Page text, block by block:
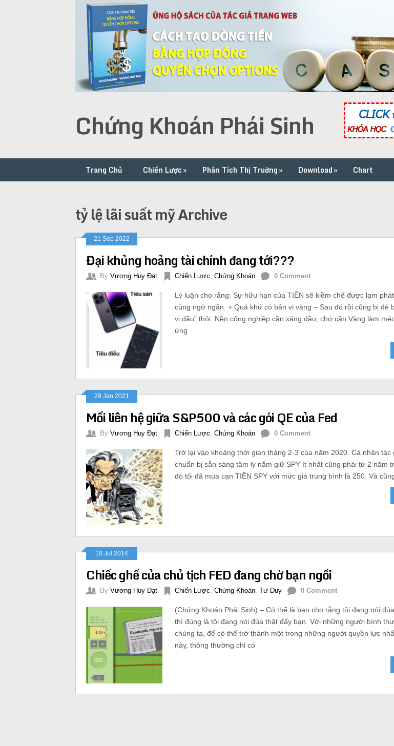
Chứng Khoán Phái Sinh
Trang Chủ Chiến Lược» Phân Tích Thị Truờng» Download» Chart
tỷ lệ lãi suất mỹ Archive
21 Sep 2022
Đại khủng hoảng tài chính đang tới???
By Vương Huy Đạt Chiến Lược, Chứng Khoán 0 Comment
Lý luận cho rằng: Sự hữu hạn của TIỀN sẽ kiềm chế được lạm
cùng ngớ ngẩn. + Quá khứ có bản vị vàng – Sau đó rồi cũng bị đè
vị dầu” thôi. Nền công nghiệp cần xăng dầu, chứ cần Vàng làm
ứng
29 Jan 2021
Mối liên hệ giữa S&P500 và các gói QE của Fed
By Vương Huy Đạt Chiến Lược, Chứng Khoán 0 Comment
Trở lại vào khoảng thời gian tháng 2-3 của năm 2020. Cá nhân tác
chuẩn bị sẵn sàng tâm lý nắm giữ SPY ít nhất cũng phải từ 2 năm
đó tôi đã mua cạn TIỀN SPY với mức giá trung bình là 250. Và
10 Jul 2014
Chiếc ghế của chủ tịch FED đang chờ bạn ngồi
By Vương Huy Đạt Chiến Lược, Chứng Khoán, Tư Duy 0 Comment
(Chứng Khoán Phái Sinh) – Có thể là bạn cho rằng tôi đang nói
thì đúng là tôi đang nói đùa thật đấy bạn. Với những người bình
chúng ta, để có thể trở thành một trong những người quyền lực
này, thông thường chỉ có